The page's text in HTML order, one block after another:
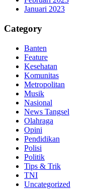
Januari 2023
Category
Banten
Feature
Kesehatan
Komunitas
Metropolitan
Musik
Nasional
News Tangsel
Olahraga
Opini
Pendidikan
Polisi
Politik
Tips & Trik
TNI
Uncategorized